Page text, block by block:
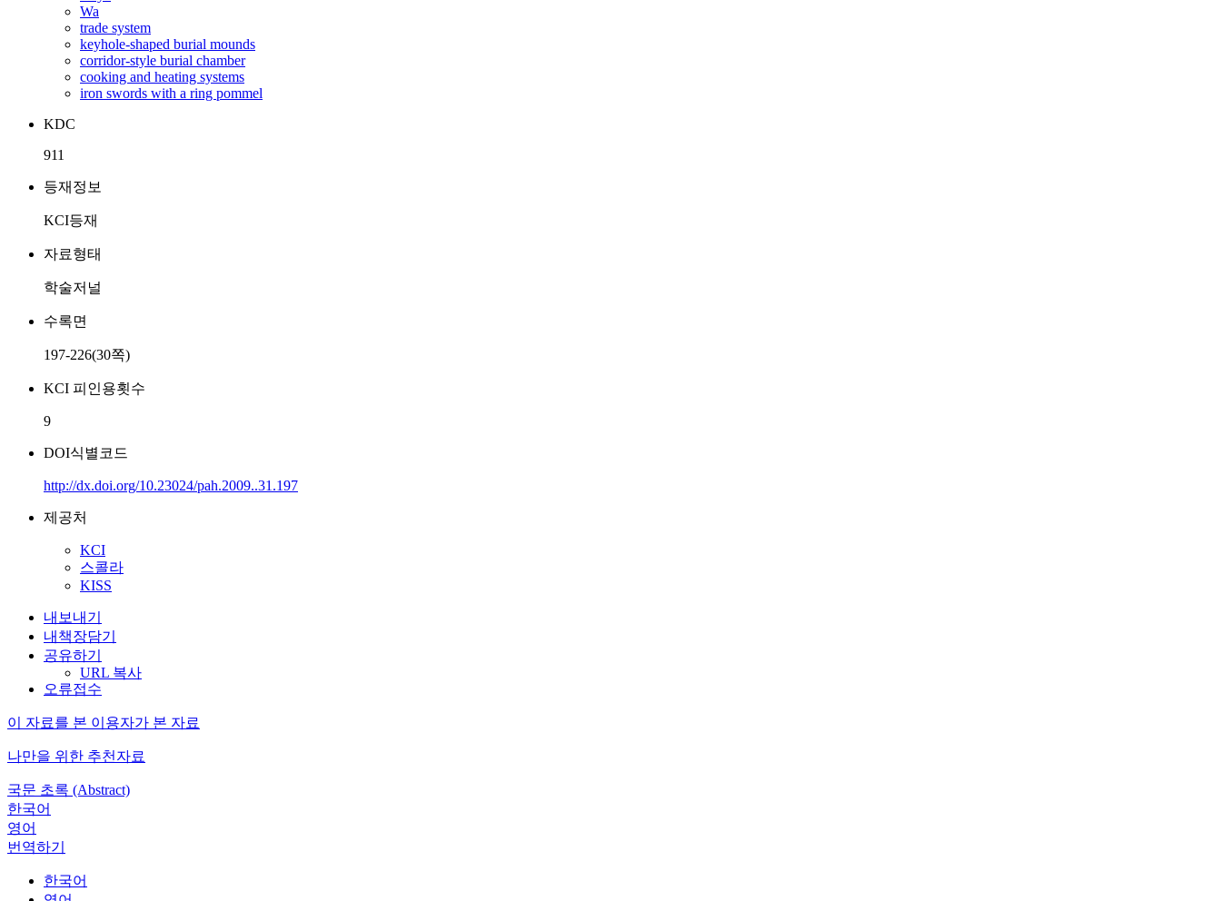
Wa
trade system
keyhole-shaped burial mounds
corridor-style burial chamber
cooking and heating systems
iron swords with a ring pommel
KDC
911
등재정보
KCI등재
자료형태
학술저널
수록면
197-226(30쪽)
KCI 피인용횟수
9
DOI식별코드
http://dx.doi.org/10.23024/pah.2009..31.197
제공처
KCI
스콜라
KISS
내보내기
내책장담기
공유하기
URL 복사
오류접수
이 자료를 본 이용자가 본 자료
나만을 위한 추천자료
국문 초록 (Abstract)
한국어
영어
번역하기
한국어